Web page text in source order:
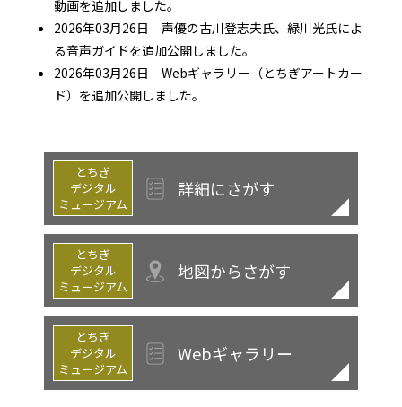
動画を追加しました。
2026年03月26日 声優の古川登志夫氏、緑川光氏によ
る音声ガイドを追加公開しました。
2026年03月26日 Webギャラリー（とちぎアートカー
ド）を追加公開しました。
とちぎ
デジタル
ミュージアム
詳細にさがす
とちぎ
デジタル
ミュージアム
地図からさがす
とちぎ
デジタル
ミュージアム
Webギャラリー